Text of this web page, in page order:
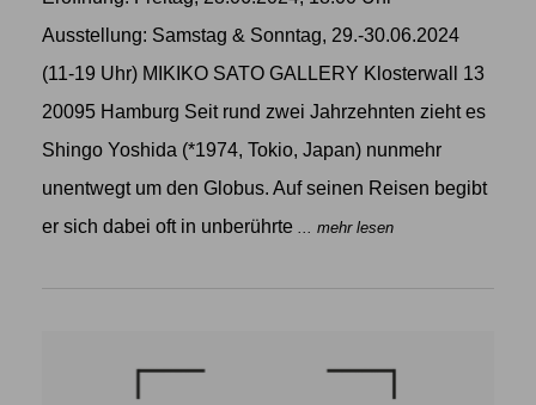
Ausstellung: Samstag & Sonntag, 29.-30.06.2024
(11-19 Uhr) MIKIKO SATO GALLERY Klosterwall 13
20095 Hamburg Seit rund zwei Jahrzehnten zieht es
Shingo Yoshida (*1974, Tokio, Japan) nunmehr
unentwegt um den Globus. Auf seinen Reisen begibt
er sich dabei oft in unberührte ... mehr lesen